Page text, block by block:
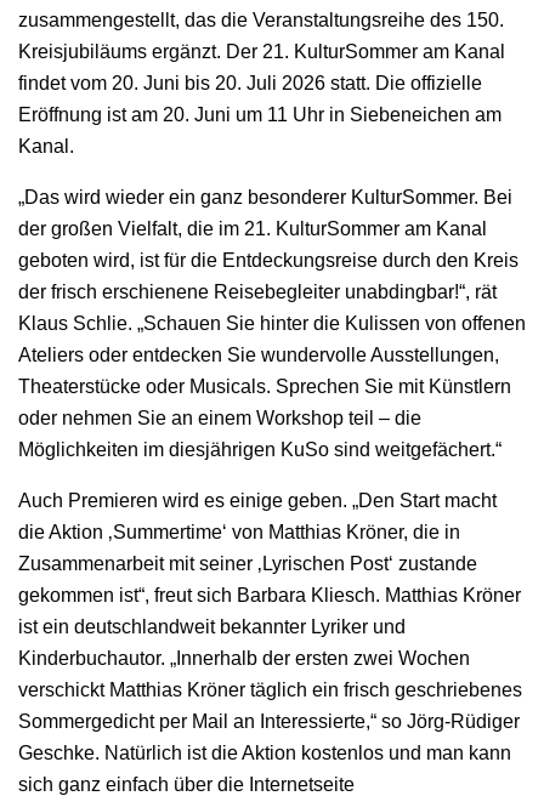
zusammengestellt, das die Veranstaltungsreihe des 150.
Kreisjubiläums ergänzt. Der 21. KulturSommer am Kanal
findet vom 20. Juni bis 20. Juli 2026 statt. Die offizielle
Eröffnung ist am 20. Juni um 11 Uhr in Siebeneichen am
Kanal.
„Das wird wieder ein ganz besonderer KulturSommer. Bei
der großen Vielfalt, die im 21. KulturSommer am Kanal
geboten wird, ist für die Entdeckungsreise durch den Kreis
der frisch erschienene Reisebegleiter unabdingbar!“, rät
Klaus Schlie. „Schauen Sie hinter die Kulissen von offenen
Ateliers oder entdecken Sie wundervolle Ausstellungen,
Theaterstücke oder Musicals. Sprechen Sie mit Künstlern
oder nehmen Sie an einem Workshop teil – die
Möglichkeiten im diesjährigen KuSo sind weitgefächert.“
Auch Premieren wird es einige geben. „Den Start macht
die Aktion ‚Summertime‘ von Matthias Kröner, die in
Zusammenarbeit mit seiner ‚Lyrischen Post‘ zustande
gekommen ist“, freut sich Barbara Kliesch. Matthias Kröner
ist ein deutschlandweit bekannter Lyriker und
Kinderbuchautor. „Innerhalb der ersten zwei Wochen
verschickt Matthias Kröner täglich ein frisch geschriebenes
Sommergedicht per Mail an Interessierte,“ so Jörg-Rüdiger
Geschke. Natürlich ist die Aktion kostenlos und man kann
sich ganz einfach über die Internetseite